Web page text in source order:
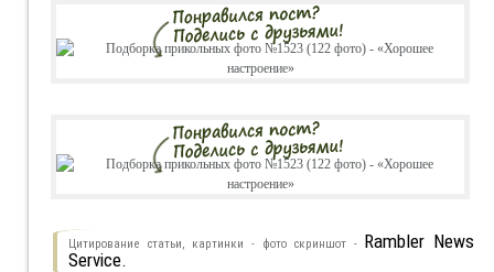
Цитирование статьи, картинки - фото скриншот - Rambler News
Service.